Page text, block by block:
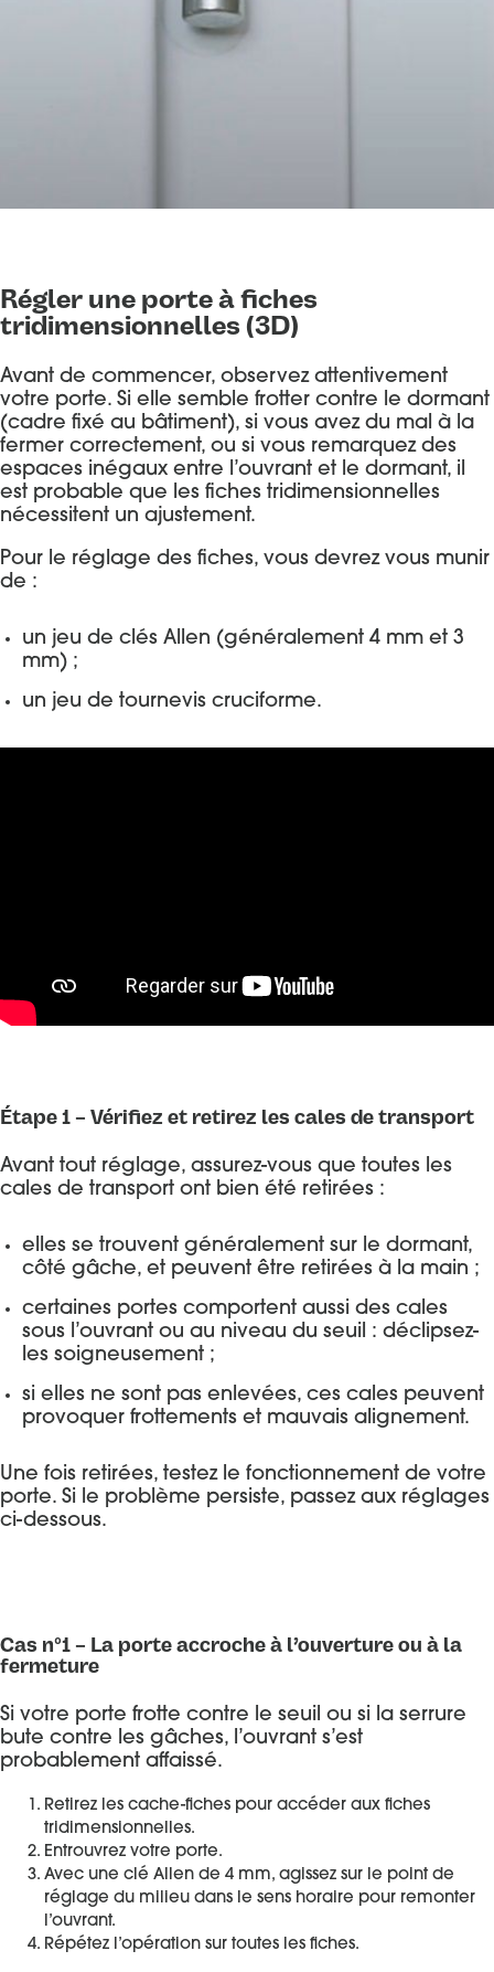
Régler une porte à fiches
tridimensionnelles (3D)
Avant de commencer, observez attentivement
votre porte. Si elle semble frotter contre le dormant
(cadre fixé au bâtiment), si vous avez du mal à la
fermer correctement, ou si vous remarquez des
espaces inégaux entre l’ouvrant et le dormant, il
est probable que les fiches tridimensionnelles
nécessitent un ajustement.
Pour le réglage des fiches, vous devrez vous munir
de :
un jeu de clés Allen (généralement 4 mm et 3
mm) ;
un jeu de tournevis cruciforme.
Étape 1 – Vérifiez et retirez les cales de transport
Avant tout réglage, assurez-vous que toutes les
cales de transport ont bien été retirées :
elles se trouvent généralement sur le dormant,
côté gâche, et peuvent être retirées à la main ;
certaines portes comportent aussi des cales
sous l’ouvrant ou au niveau du seuil : déclipsez-
les soigneusement ;
si elles ne sont pas enlevées, ces cales peuvent
provoquer frottements et mauvais alignement.
Une fois retirées, testez le fonctionnement de votre
porte. Si le problème persiste, passez aux réglages
ci-dessous.
Cas n°1 – La porte accroche à l’ouverture ou à la
fermeture
Si votre porte frotte contre le seuil ou si la serrure
bute contre les gâches, l’ouvrant s’est
probablement affaissé.
Retirez les cache-fiches pour accéder aux fiches
tridimensionnelles.
Entrouvrez votre porte.
Avec une clé Allen de 4 mm, agissez sur le point de
réglage du milieu dans le sens horaire pour remonter
l’ouvrant.
Répétez l’opération sur toutes les fiches.